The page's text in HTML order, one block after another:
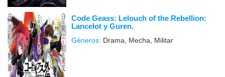
Code Geass: Lelouch of the Rebellion:
Lancelot y Guren.
Géneros: Drama, Mecha, Militar